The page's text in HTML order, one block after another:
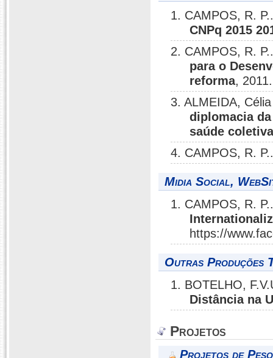
1. CAMPOS, R.
CNPq 2015
2. CAMPOS, R.
para o
reforma, 2011.
3. ALMEIDA,
diplomacia
saúde
4. CAMPOS, R.
Midia Social,
1. CAMPOS, R.
https://
Outras Produções
1. BOTELHO,
Distância na
Projetos
Projetos de